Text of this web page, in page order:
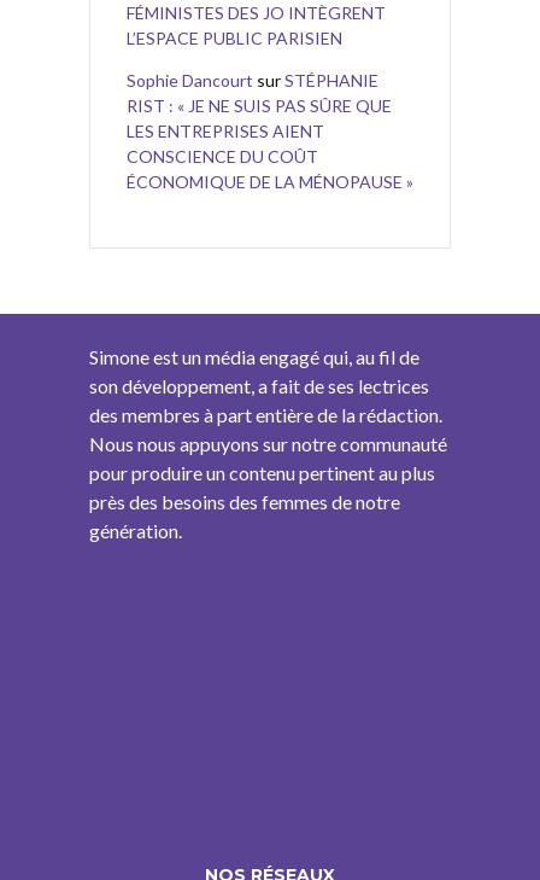
FÉMINISTES DES JO INTÈGRENT
L’ESPACE PUBLIC PARISIEN
Sophie Dancourt surSTÉPHANIE
RIST : « JE NE SUIS PAS SÛRE QUE
LES ENTREPRISES AIENT
CONSCIENCE DU COÛT
ÉCONOMIQUE DE LA MÉNOPAUSE »
Simone est un média engagé qui, au fil de
son développement, a fait de ses lectrices
des membres à part entière de la rédaction.
Nous nous appuyons sur notre communauté
pour produire un contenu pertinent au plus
près des besoins des femmes de notre
génération.
NOS RÉSEAUX